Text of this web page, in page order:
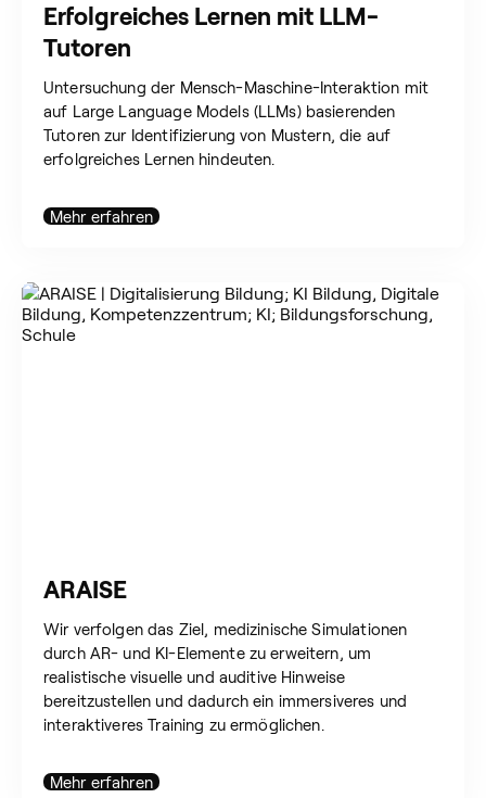
Erfolgreiches Lernen mit LLM-
Tutoren
Untersuchung der Mensch-Maschine-Interaktion mit
auf Large Language Models (LLMs) basierenden
Tutoren zur Identifizierung von Mustern, die auf
erfolgreiches Lernen hindeuten.
Mehr erfahren
ARAISE
Wir verfolgen das Ziel, medizinische Simulationen
durch AR- und KI-Elemente zu erweitern, um
realistische visuelle und auditive Hinweise
bereitzustellen und dadurch ein immersiveres und
interaktiveres Training zu ermöglichen.
Mehr erfahren